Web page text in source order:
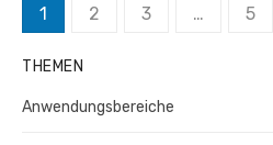
Seitennummerierung
der
Beiträge
1 2 3 … 5
THEMEN
Anwendungsbereiche